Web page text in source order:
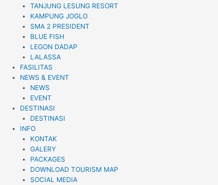
TANJUNG LESUNG RESORT
KAMPUNG JOGLO
SMA 2 PRESIDENT
BLUE FISH
LEGON DADAP
LALASSA
FASILITAS
NEWS & EVENT
NEWS
EVENT
DESTINASI
DESTINASI
INFO
KONTAK
GALERY
PACKAGES
DOWNLOAD TOURISM MAP
SOCIAL MEDIA